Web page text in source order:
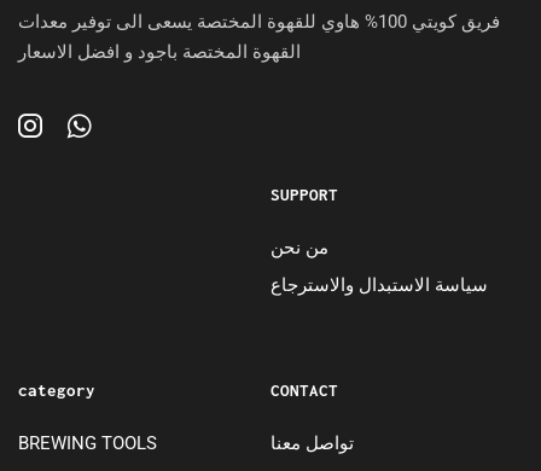
فريق كويتي 100% هاوي للقهوة المختصة يسعى الى توفير معدات
القهوة المختصة باجود و افضل الاسعار
SUPPORT
من نحن
سياسة الاستبدال والاسترجاع
category
BREWING TOOLS
CONTACT
تواصل معنا